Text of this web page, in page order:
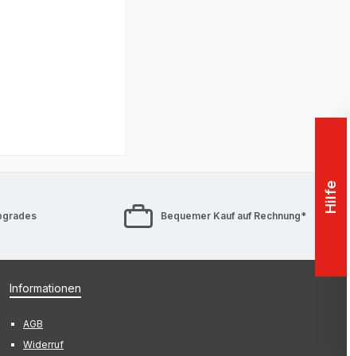
Bequemer Kauf auf Rechnung*
Informationen
AGB
Widerruf
Hilfe